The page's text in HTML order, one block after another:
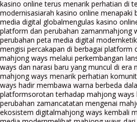
kasino online terus menarik perhatian di
modernisasiarah kasino online menapaki
media digital globalmengulas kasino
platform dan perubahan zamanmahjong
perubahan peta media digital modern
mengisi percakapan di berbagai platform
mahjong ways melalui perkembangan
ways dan narasi baru yang muncul di era
mahjong ways menarik perhatian
ways hadir membawa warna berbeda
platformsorotan terhadap mahjong ways
perubahan zamancatatan mengenai
ekosistem digitalmahjong ways kembali